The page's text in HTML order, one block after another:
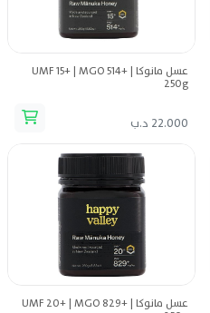
عسل مانوكا UMF 15+ | MGO 514+ |
250g
22.000 د.ب
عسل مانوكا UMF 20+ | MGO 829+ |